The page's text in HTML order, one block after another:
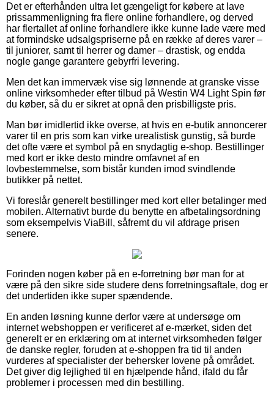
Det er efterhånden ultra let gængeligt for købere at lave
prissammenligning fra flere online forhandlere, og derved
har flertallet af online forhandlere ikke kunne lade være med
at formindske udsalgspriserne på en række af deres varer –
til juniorer, samt til herrer og damer – drastisk, og endda
nogle gange garantere gebyrfri levering.
Men det kan immervæk vise sig lønnende at granske visse
online virksomheder efter tilbud på Westin W4 Light Spin før
du køber, så du er sikret at opnå den prisbilligste pris.
Man bør imidlertid ikke overse, at hvis en e-butik annoncerer
varer til en pris som kan virke urealistisk gunstig, så burde
det ofte være et symbol på en snydagtig e-shop. Bestillinger
med kort er ikke desto mindre omfavnet af en
lovbestemmelse, som bistår kunden imod svindlende
butikker på nettet.
Vi foreslår generelt bestillinger med kort eller betalinger med
mobilen. Alternativt burde du benytte en afbetalingsordning
som eksempelvis ViaBill, såfremt du vil afdrage prisen
senere.
Forinden nogen køber på en e-forretning bør man for at
være på den sikre side studere dens forretningsaftale, dog er
det undertiden ikke super spændende.
En anden løsning kunne derfor være at undersøge om
internet webshoppen er verificeret af e-mærket, siden det
generelt er en erklæring om at internet virksomheden følger
de danske regler, foruden at e-shoppen fra tid til anden
vurderes af specialister der behersker lovene på området.
Det giver dig lejlighed til en hjælpende hånd, ifald du får
problemer i processen med din bestilling.